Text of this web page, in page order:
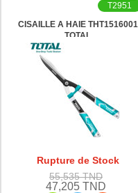
CISAILLE A HAIE THT1516001
TOTAL
T2951
Rupture de Stock
55,535 TND
47,205 TND